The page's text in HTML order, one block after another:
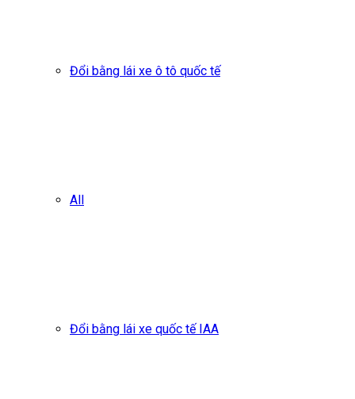
Đổi bằng lái xe ô tô quốc tế
All
Đổi bằng lái xe quốc tế IAA